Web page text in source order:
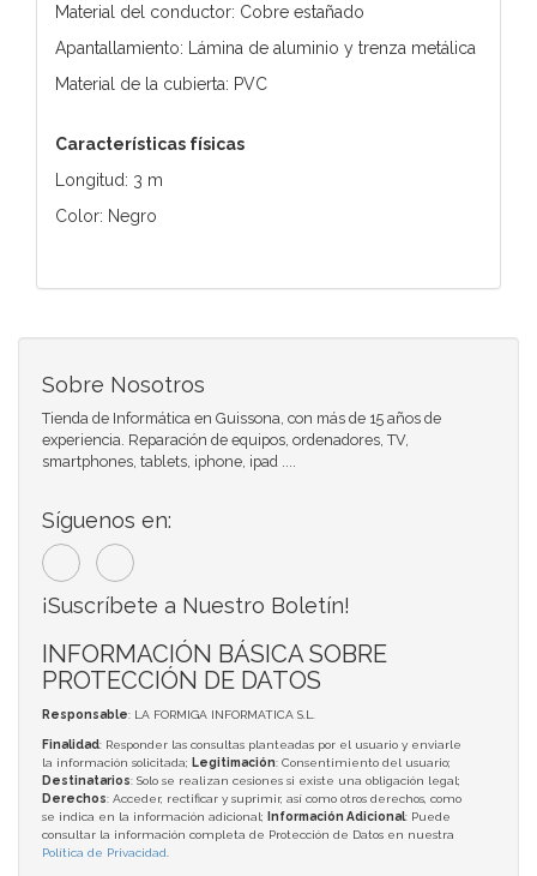
Material del conductor: Cobre estañado
Apantallamiento: Lámina de aluminio y trenza metálica
Material de la cubierta: PVC
Características físicas
Longitud: 3 m
Color: Negro
Sobre Nosotros
Tienda de Informática en Guissona, con más de 15 años de
experiencia. Reparación de equipos, ordenadores, TV,
smartphones, tablets, iphone, ipad ....
Síguenos en:
¡Suscríbete a Nuestro Boletín!
INFORMACIÓN BÁSICA SOBRE
PROTECCIÓN DE DATOS
Responsable: LA FORMIGA INFORMATICA S.L.
Finalidad: Responder las consultas planteadas por el usuario y enviarle
la información solicitada; Legitimación: Consentimiento del usuario;
Destinatarios: Solo se realizan cesiones si existe una obligación legal;
Derechos: Acceder, rectificar y suprimir, así como otros derechos, como
se indica en la información adicional;
Información Adicional: Puede
consultar la información completa de Protección de Datos en nuestra
Política de Privacidad